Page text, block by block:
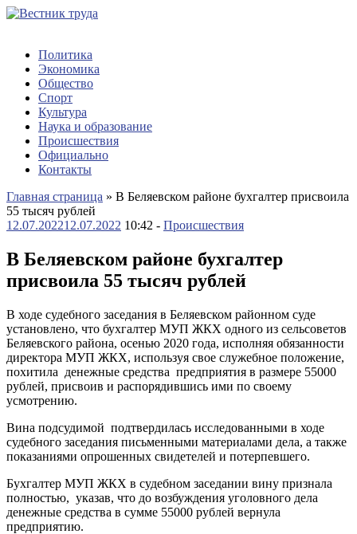
Политика
Экономика
Общество
Спорт
Культура
Наука и образование
Происшествия
Официально
Контакты
Главная страница » В Беляевском районе бухгалтер присвоила
55 тысяч рублей
12.07.202212.07.2022 10:42 - Происшествия
В Беляевском районе бухгалтер
присвоила 55 тысяч рублей
В ходе судебного заседания в Беляевском районном суде
установлено, что бухгалтер МУП ЖКХ одного из сельсоветов
Беляевского района, осенью 2020 года, исполняя обязанности
директора МУП ЖКХ, используя свое служебное положение,
похитила денежные средства предприятия в размере 55000
рублей, присвоив и распорядившись ими по своему
усмотрению.
Вина подсудимой подтвердилась исследованными в ходе
судебного заседания письменными материалами дела, а также
показаниями опрошенных свидетелей и потерпевшего.
Бухгалтер МУП ЖКХ в судебном заседании вину признала
полностью, указав, что до возбуждения уголовного дела
денежные средства в сумме 55000 рублей вернула
предприятию.